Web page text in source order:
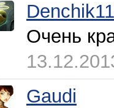
Очень
Gaudi